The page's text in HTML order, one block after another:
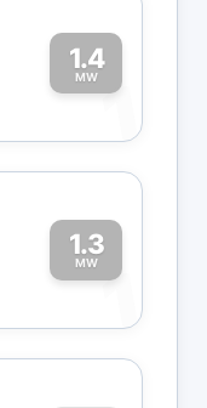
1.4
MW1
1.3
MW1